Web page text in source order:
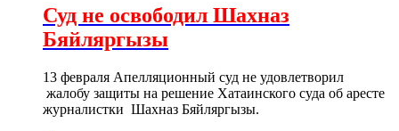
Суд не освободил Шахназ
Бяйляргызы
13 февраля Апелляционный суд не удовлетворил
жалобу защиты на решение Хатаинского суда об аресте
журналистки Шахназ Бяйляргызы.